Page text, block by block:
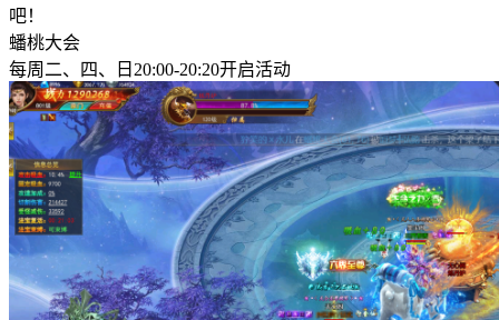
吧！
蟠桃大会
每周二、四、日20:00-20:20开启活动